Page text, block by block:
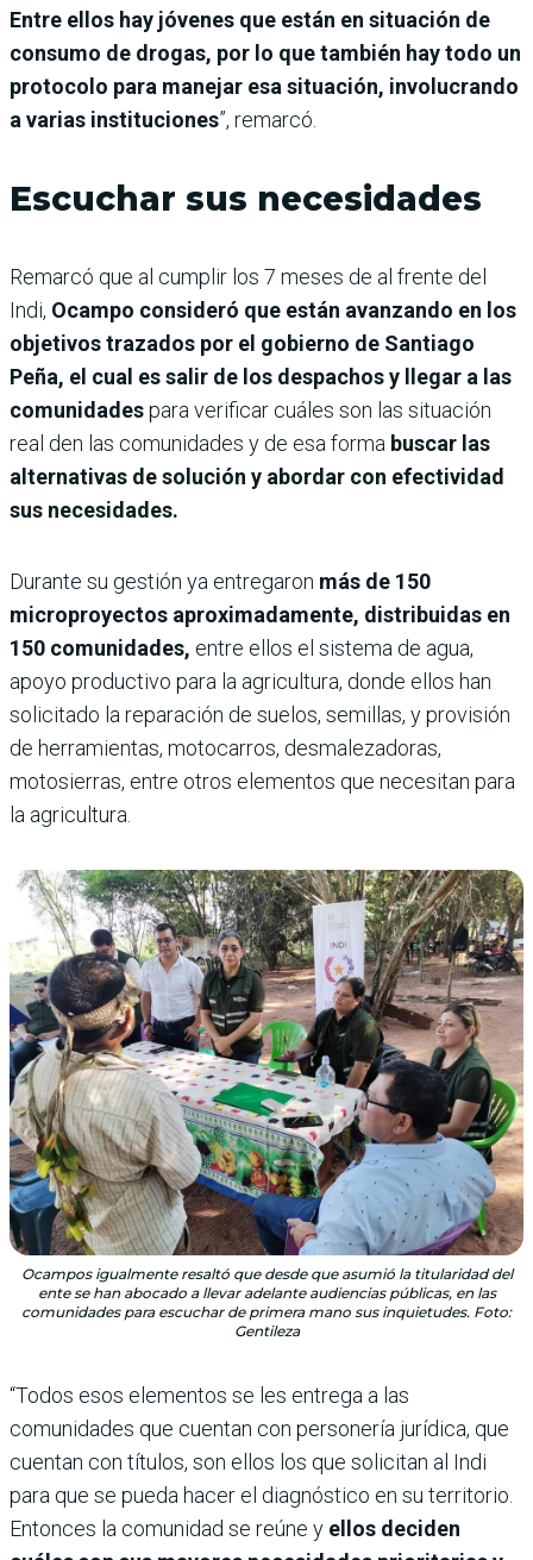
Entre ellos hay jóvenes que están en situación de
consumo de drogas, por lo que también hay todo un
protocolo para manejar esa situación, involucrando
a varias instituciones”, remarcó.
Escuchar sus necesidades
Remarcó que al cumplir los 7 meses de al frente del
Indi, Ocampo consideró que están avanzando en los
objetivos trazados por el gobierno de Santiago
Peña, el cual es salir de los despachos y llegar a las
comunidadespara verificar cuáles son las situación
real den las comunidades y de esa forma buscar las
alternativas de solución y abordar con efectividad
sus necesidades.
Durante su gestión ya entregaron más de 150
microproyectos aproximadamente, distribuidas en
150 comunidades, entre ellos el sistema de agua,
apoyo productivo para la agricultura, donde ellos han
solicitado la reparación de suelos, semillas, y provisión
de herramientas, motocarros, desmalezadoras,
motosierras, entre otros elementos que necesitan para
la agricultura.
Ocampos igualmente resaltó que desde que asumió la titularidad del
ente se han abocado a llevar adelante audiencias públicas, en las
comunidades para escuchar de primera mano sus inquietudes. Foto:
Gentileza
“Todos esos elementos se les entrega a las
comunidades que cuentan con personería jurídica, que
cuentan con títulos, son ellos los que solicitan al Indi
para que se pueda hacer el diagnóstico en su territorio.
Entonces la comunidad se reúne y ellos deciden